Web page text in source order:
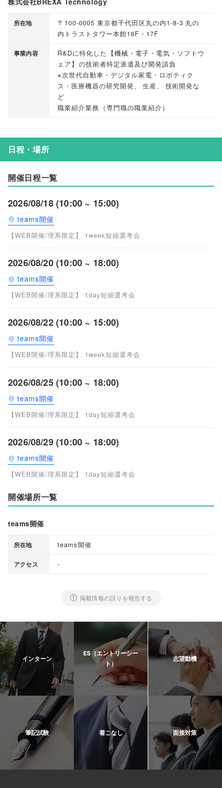
所在地
〒100-0005 東京都千代田区丸の内1-8-3 丸の
内トラストタワー本館16F・17F
事業内容 R&Dに特化した 【機械・電子・電気・ソフトウ
ェア】 の技術者特定派遣及び開発請負
※次世代自動車・デジタル家電・ロボティク
ス・医療機器の研究開発、 生産、
技術開発な
ど
職業紹介業務 （専門職の職業紹介）
日程・場所
開催日程一覧
2026/08/18 (10:00 ~ 15:00)
teams開催
【WEB開催/理系限定】 1week短縮選考会
2026/08/20 (10:00 ~ 18:00)
teams開催
【WEB開催/理系限定】 1day短縮選考会
2026/08/22 (10:00 ~ 15:00)
teams開催
【WEB開催/理系限定】 1week短縮選考会
2026/08/25 (10:00 ~ 18:00)
teams開催
【WEB開催/理系限定】 1day短縮選考会
2026/08/29 (10:00 ~ 18:00)
teams開催
【WEB開催/理系限定】 1day短縮選考会
開催場所一覧
teams開催
所在地 teams開催
アクセス -
掲載情報の誤りを報告する
インターン
ES（エントリーシー
ト）
志望動機
筆記試験 着こなし 面接対策